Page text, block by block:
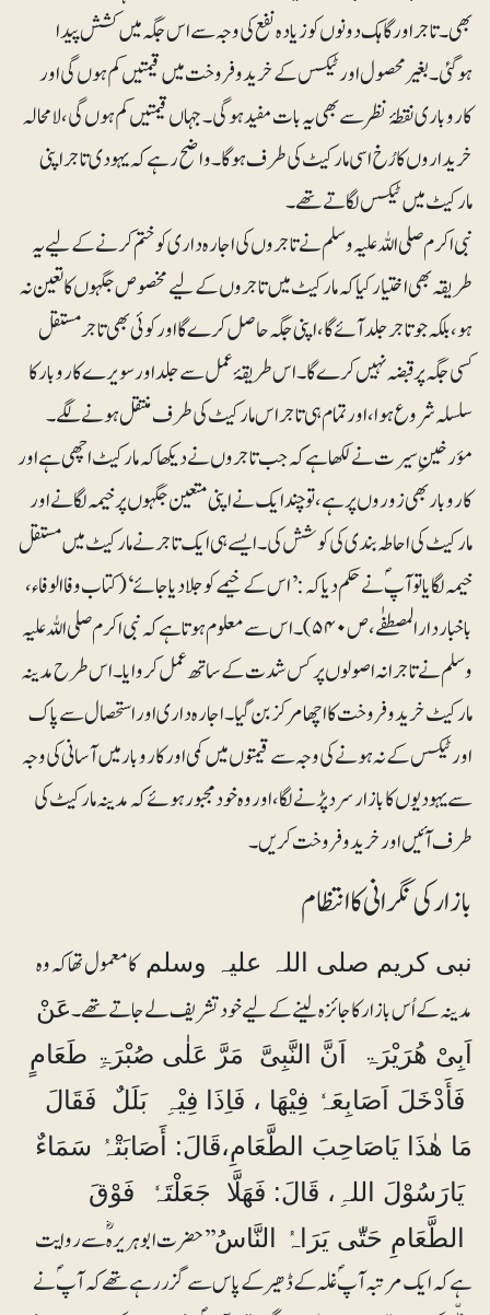
بھی۔ تاجر اور گاہک دونوں کو زیادہ نفع کی وجہ سےاس جگہ میں کشش پیدا
ہوگئی۔ بغیر محصول اور ٹیکس کے خریدوفروخت میں قیمتیں کم ہوں گی اور
کاروباری نقطۂ نظر سے بھی یہ بات مفید ہوگی۔ جہاں قیمتیں کم ہوں گی، لامحالہ
خریداروں کا رُخ اسی مارکیٹ کی طرف ہوگا۔ واضح رہے کہ یہودی تاجر اپنی
مارکیٹ میں ٹیکس لگاتے تھے۔
نبی اکرم صلی اللہ علیہ وسلم نے تاجروں کی اجارہ داری کو ختم کرنے کے لیے یہ
طریقہ بھی اختیار کیا کہ مارکیٹ میں تاجروں کے لیے مخصوص جگہوں کا تعین نہ
ہو، بلکہ جو تاجر جلد آئے گا، اپنی جگہ حاصل کرے گا اور کوئی بھی تاجر مستقل
کسی جگہ پر قبضہ نہیں کرے گا۔ اس طریقۂ عمل سے جلد اور سویرے کاروبار کا
سلسلہ شروع ہوا، اور تمام ہی تاجر اس مارکیٹ کی طرف منتقل ہونے لگے۔
مؤرخینِ سیرت نے لکھا ہے کہ جب تاجروں نے دیکھا کہ مارکیٹ اچھی ہے اور
کاروبار بھی زوروں پر ہے، تو چند ایک نے اپنی متعین جگہوں پر خیمہ لگانے اور
مارکیٹ کی احاطہ بندی کی کوشش کی۔ ایسے ہی ایک تاجر نے مارکیٹ میں مستقل
خیمہ لگایا تو آپؐ نے حکم دیا کہ: ’اس کے خیمے کو جلا دیا جائے‘ (کتاب وفا الوفاء،
باخبار دارالمصطفٰے، ص ۵۴۰)۔ اس سے معلوم ہوتا ہے کہ نبی اکرم صلی اللہ علیہ
وسلم نے تاجرانہ اصولوں پر کس شدت کے ساتھ عمل کروایا۔ اس طرح مدینہ
مارکیٹ خریدوفروخت کا اچھا مرکز بن گیا۔ اجارہ داری او ر استحصال سے پاک
اور ٹیکس کے نہ ہونے کی وجہ سے قیمتوں میں کمی اور کاروبار میں آسانی کی وجہ
سے یہودیوں کا بازار سرد پڑنے لگا، اور وہ خود مجبور ہوئے کہ مدینہ مارکیٹ کی
طرف آئیں اور خریدوفروخت کریں۔
بازار کی نگرانی کا انتظام
نبی کریم صلی اللہ علیہ وسلم کا معمول تھا کہ وہ
مدینہ کے اُس بازار کا جائزہ لینے کے لیے خود تشریف لے جاتے تھے ۔عَنْ
اَبِیْ ھُرَیْرَۃ اَنَّ النَّبِیَّ مَرَّ عَلٰی صُبْرَۃِ طَعَامٍ
فَأَدْخَلَ اَصَابِعَہٗ فِیْھَا ، فَاِذَا فِیْہِ بَلَلٌ فَقَالَ
مَا ھٰذَا یَاصَاحِبَ الطَّعَامِ،قَالَ: أَصَابَتْہُ سَمَاءٌ
یَارَسُوْلَ اللہِ، قَالَ: فَھَلَّا جَعَلْتَہٗ فَوْقَ
الطَّعَامِ حَتّٰی یَرَاہُ النَّاسُ’’حضرت ابوہریرہؓ سے روایت
ہے کہ ایک مرتبہ آپؐ غلہ کے ڈھیر کے پاس سے گزر رہے تھے کہ آپؐ نے